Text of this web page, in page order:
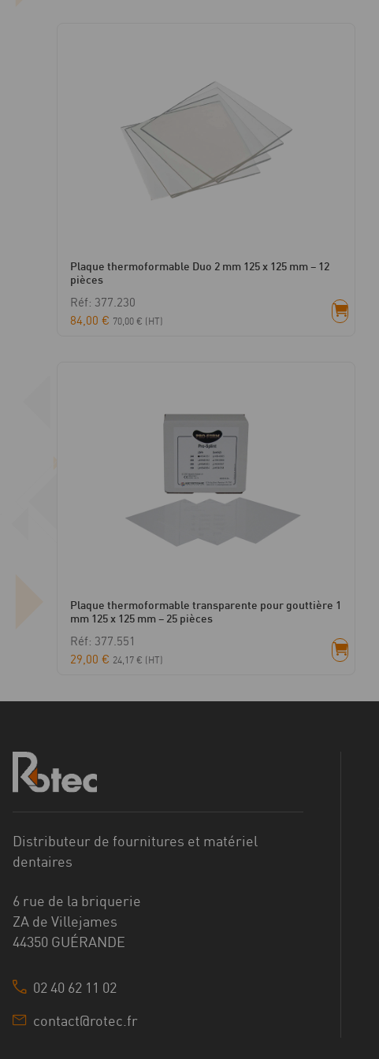
Plaque thermoformable Duo 2 mm 125 x 125 mm – 12
pièces
Réf: 377.230
84,00 € 70,00 € (HT)
Plaque thermoformable transparente pour gouttière 1
mm 125 x 125 mm – 25 pièces
Réf: 377.551
29,00 € 24,17 € (HT)
Distributeur de fournitures et matériel
dentaires
6 rue de la briquerie
ZA de Villejames
44350 GUÉRANDE
02 40 62 11 02
contact@rotec.fr